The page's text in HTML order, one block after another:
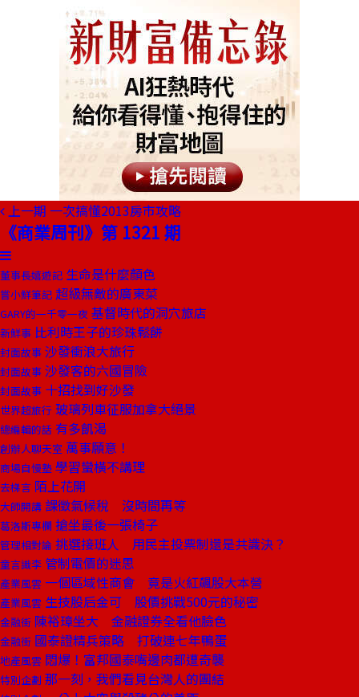
上一期 一次搞懂2013房市攻略
《商業周刊》第 1321 期
董事長嬉遊記 生命是什麼顏色
嘗小鮮筆記 超級無敵的廣東菜
GARY的一千零一夜 基督時代的洞穴旅店
新鮮事 比利時王子的珍珠鬆餅
封面故事 沙發衝浪大旅行
封面故事 沙發客的六國冒險
封面故事 十招找到好沙發
世界超旅行 玻璃列車征服加拿大絕景
總編輯的話 有多飢渴
創辦人聊天室 萬事願意！
商場自慢塾 學習蠻橫不講理
去梯言 陌上花開
大師開講 課徵氣候稅 沒時間再等
葛洛斯專欄 搶坐最後一張椅子
管理相對論 挑選接班人 用民主投票制還是共識決？
童言識李 管制電價的迷思
產業風雲 一個區域性商會 竟是火紅飆股大本營
產業風雲 生技股后金可 股價挑戰500元的秘密
金融街 陳裕璋坐大 金融證券全看他臉色
金融街 國泰證精兵策略 打破連七年鴨蛋
地產風雲 悶爆！富邦國泰嘴邊肉都遭奇襲
特別企劃 那一刻，我們看見台灣人的團結